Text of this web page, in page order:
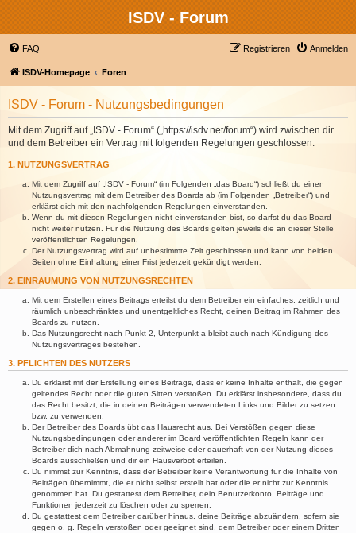
ISDV - Forum
FAQ Anmelden
Registrieren
ISDV-Homepage Foren
ISDV - Forum - Nutzungsbedingungen
Mit dem Zugriff auf „ISDV - Forum“ („https://isdv.net/forum“) wird zwischen dir
und dem Betreiber ein Vertrag mit folgenden Regelungen geschlossen:
1. NUTZUNGSVERTRAG
Mit dem Zugriff auf „ISDV - Forum“ (im Folgenden „das Board“) schließt du einen
Nutzungsvertrag mit dem Betreiber des Boards ab (im Folgenden „Betreiber“) und
erklärst dich mit den nachfolgenden Regelungen einverstanden.
Wenn du mit diesen Regelungen nicht einverstanden bist, so darfst du das Board
nicht weiter nutzen. Für die Nutzung des Boards gelten jeweils die an dieser Stelle
veröffentlichten Regelungen.
Der Nutzungsvertrag wird auf unbestimmte Zeit geschlossen und kann von beiden
Seiten ohne Einhaltung einer Frist jederzeit gekündigt werden.
2. EINRÄUMUNG VON NUTZUNGSRECHTEN
Mit dem Erstellen eines Beitrags erteilst du dem Betreiber ein einfaches, zeitlich und
räumlich unbeschränktes und unentgeltliches Recht, deinen Beitrag im Rahmen des
Boards zu nutzen.
Das Nutzungsrecht nach Punkt 2, Unterpunkt a bleibt auch nach Kündigung des
Nutzungsvertrages bestehen.
3. PFLICHTEN DES NUTZERS
Du erklärst mit der Erstellung eines Beitrags, dass er keine Inhalte enthält, die gegen
geltendes Recht oder die guten Sitten verstoßen. Du erklärst insbesondere, dass du
das Recht besitzt, die in deinen Beiträgen verwendeten Links und Bilder zu setzen
bzw. zu verwenden.
Der Betreiber des Boards übt das Hausrecht aus. Bei Verstößen gegen diese
Nutzungsbedingungen oder anderer im Board veröffentlichten Regeln kann der
Betreiber dich nach Abmahnung zeitweise oder dauerhaft von der Nutzung dieses
Boards ausschließen und dir ein Hausverbot erteilen.
Du nimmst zur Kenntnis, dass der Betreiber keine Verantwortung für die Inhalte von
Beiträgen übernimmt, die er nicht selbst erstellt hat oder die er nicht zur Kenntnis
genommen hat. Du gestattest dem Betreiber, dein Benutzerkonto, Beiträge und
Funktionen jederzeit zu löschen oder zu sperren.
Du gestattest dem Betreiber darüber hinaus, deine Beiträge abzuändern, sofern sie
gegen o. g. Regeln verstoßen oder geeignet sind, dem Betreiber oder einem Dritten